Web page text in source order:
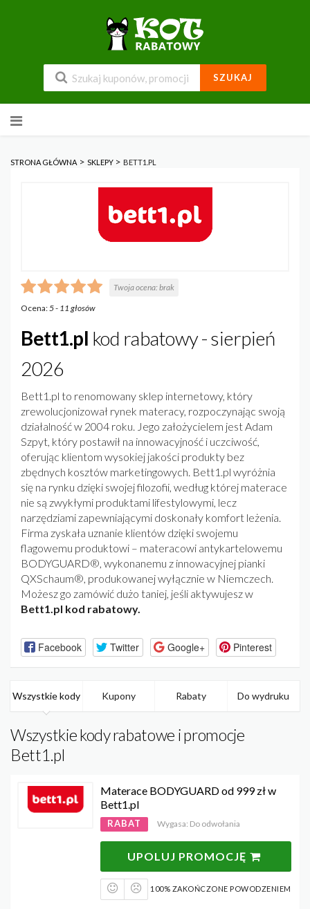
SZUKAJ
do
STRONA GŁÓWNA > SKLEPY > BETT1.PL
Twoja ocena:brak
Ocena:5- 11 głosów
Bett1.pl kod rabatowy - sierpień
2026
Bett1.pl to renomowany sklep internetowy, który
zrewolucjonizował rynek materacy, rozpoczynając swoją
działalność w 2004 roku. Jego założycielem jest Adam
Szpyt, który postawił na innowacyjność i uczciwość,
oferując klientom wysokiej jakości produkty bez
zbędnych kosztów marketingowych. Bett1.pl wyróżnia
się na rynku dzięki swojej filozofii, według której materace
nie są zwykłymi produktami lifestylowymi, lecz
narzędziami zapewniającymi doskonały komfort leżenia.
Firma zyskała uznanie klientów dzięki swojemu
flagowemu produktowi – materacowi antykartelowemu
BODYGUARD®, wykonanemu z innowacyjnej pianki
QXSchaum®, produkowanej wyłącznie w Niemczech.
Możesz go zamówić dużo taniej, jeśli aktywujesz w
Bett1.pl kod rabatowy.
Facebook Twitter Google+ Pinterest
Wszystkie kody Kupony Rabaty Do wydruku
Wszystkie kody rabatowe i promocje
Bett1.pl
Materace BODYGUARD od 999 zł w
Bett1.pl
RABAT Wygasa: Do odwołania
UPOLUJ PROMOCJĘ
100% ZAKOŃCZONE POWODZENIEM